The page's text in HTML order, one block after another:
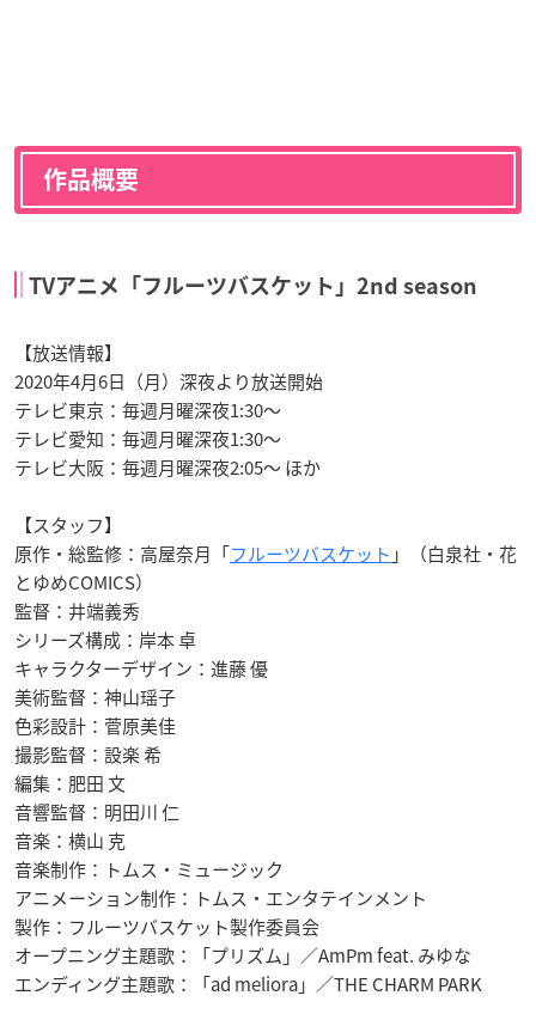
作品概要
TVアニメ「フルーツバスケット」2nd season
【放送情報】
2020年4月6日（月）深夜より放送開始
テレビ東京：毎週月曜深夜1:30～
テレビ愛知：毎週月曜深夜1:30～
テレビ大阪：毎週月曜深夜2:05～ ほか
【スタッフ】
原作・総監修：高屋奈月「フルーツバスケット 」（白泉社・花
とゆめCOMICS）
監督：井端義秀
シリーズ構成：岸本 卓
キャラクターデザイン：進藤 優
美術監督：神山瑶子
色彩設計：菅原美佳
撮影監督：設楽 希
編集：肥田 文
音響監督：明田川 仁
音楽：横山 克
音楽制作：トムス・ミュージック
アニメーション制作：トムス・エンタテインメント
製作：フルーツバスケット製作委員会
オープニング主題歌：「プリズム」／AmPm feat. みゆな
エンディング主題歌：「ad meliora」／THE CHARM PARK